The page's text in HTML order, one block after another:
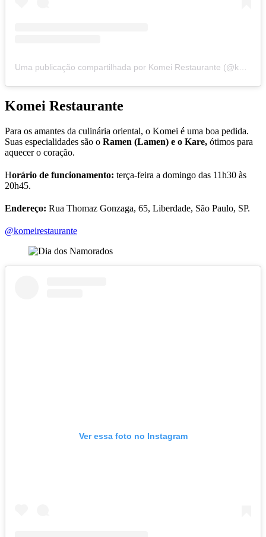
Komei Restaurante
Para os amantes da culinária oriental, o Komei é uma boa pedida.
Suas especialidades são o Ramen (Lamen) e o Kare, ótimos para
aquecer o coração.
Horário de funcionamento: terça-feira a domingo das 11h30 às
20h45.
Endereço: Rua Thomaz Gonzaga, 65, Liberdade, São Paulo, SP.
@komeirestaurante
Ver essa foto no Instagram